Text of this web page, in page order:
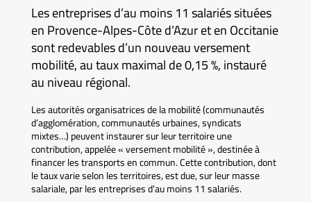
Les entreprises d’au moins 11 salariés situées
en Provence-Alpes-Côte d’Azur et en Occitanie
sont redevables d’un nouveau versement
mobilité, au taux maximal de 0,15 %, instauré
au niveau régional.
Les autorités organisatrices de la mobilité (communautés
d’agglomération, communautés urbaines, syndicats
mixtes…) peuvent instaurer sur leur territoire une
contribution, appelée « versement mobilité », destinée à
financer les transports en commun. Cette contribution, dont
le taux varie selon les territoires, est due, sur leur masse
salariale, par les entreprises d’au moins 11 salariés.